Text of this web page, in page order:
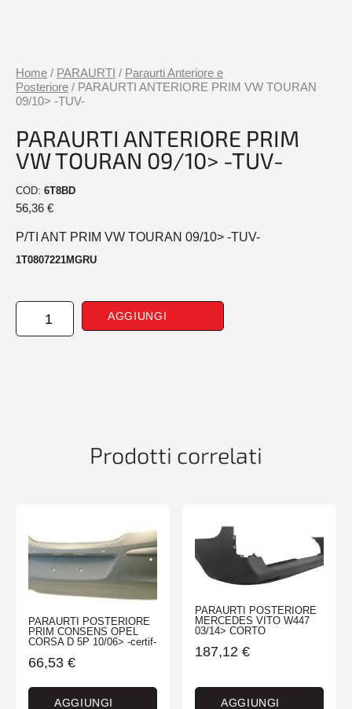
Home / PARAURTI / Paraurti Anteriore e
Posteriore / PARAURTI ANTERIORE PRIM VW TOURAN
09/10> -TUV-
PARAURTI ANTERIORE PRIM
VW TOURAN 09/10> -TUV-
COD: 6T8BD
56,36 €
P/TI ANT PRIM VW TOURAN 09/10> -TUV-
1T0807221MGRU
PARAURTI
ANTERIORE
AGGIUNGI
Prodotti correlati
PARAURTI POSTERIORE
PRIM CONSENS OPEL
CORSA D 5P 10/06> -certif-
66,53 €
AGGIUNGI
PARAURTI POSTERIORE
MERCEDES VITO W447
03/14> CORTO
187,12 €
AGGIUNGI